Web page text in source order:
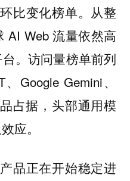
比变化榜单。从整
AI Web 流量依然高
。访问量榜单前列
Google Gemini、
占据，头部通用模
应。
品正在开始稳定进